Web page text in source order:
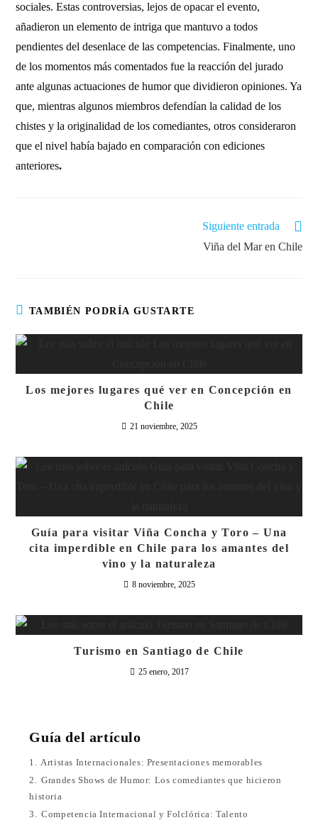
sociales. Estas controversias, lejos de opacar el evento,
añadieron un elemento de intriga que mantuvo a todos
pendientes del desenlace de las competencias. Finalmente, uno
de los momentos más comentados fue la reacción del jurado
ante algunas actuaciones de humor que dividieron opiniones. Ya
que, mientras algunos miembros defendían la calidad de los
chistes y la originalidad de los comediantes, otros consideraron
que el nivel había bajado en comparación con ediciones
anteriores.
Siguiente entrada
Viña del Mar en Chile
TAMBIÉN PODRÍA GUSTARTE
Los mejores lugares qué ver en Concepción en
Chile
21 noviembre, 2025
Guía para visitar Viña Concha y Toro – Una
cita imperdible en Chile para los amantes del
vino y la naturaleza
8 noviembre, 2025
Turismo en Santiago de Chile
25 enero, 2017
Guía del artículo
1. Artistas Internacionales: Presentaciones memorables
2. Grandes Shows de Humor: Los comediantes que hicieron
historia
3. Competencia Internacional y Folclórica: Talento